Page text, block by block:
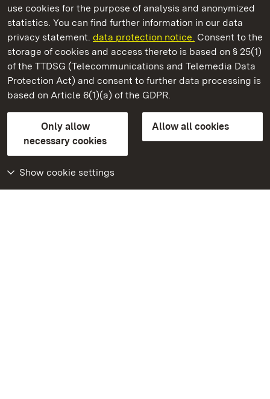
use cookies for the purpose of analysis and anonymized
statistics. You can find further information in our data
privacy statement. data protection notice. Consent to the
storage of cookies and access thereto is based on § 25(1)
of the TTDSG (Telecommunications and Telemedia Data
Protection Act) and consent to further data processing is
based on Article 6(1)(a) of the GDPR.
Only allow
necessary cookies
Allow all cookies
Show cookie settings
State Palaces and Gardens of Baden-Wuerttemberg
Ludwigsburg Residential Palace
State Palaces and Gardens of Baden-Wuerttemberg
Contact usFAQMasthead
Declaration on barrier-free access
BITV-konform (geprüfte Seiten)